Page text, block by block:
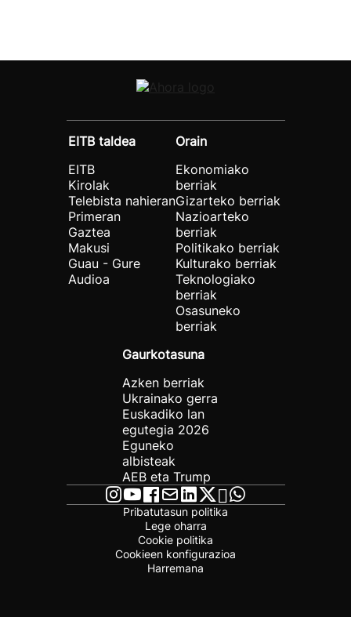
EITB taldea
EITB
Kirolak
Telebista nahieran
Primeran
Gaztea
Makusi
Guau - Gure
Audioa
Orain
Ekonomiako
berriak
Gizarteko berriak
Nazioarteko
berriak
Politikako berriak
Kulturako berriak
Teknologiako
berriak
Osasuneko
berriak
Gaurkotasuna
Azken berriak
Ukrainako gerra
Euskadiko lan
egutegia 2026
Eguneko
albisteak
AEB eta Trump
Pribatutasun politika
Lege oharra
Cookie politika
Cookieen konfigurazioa
Harremana